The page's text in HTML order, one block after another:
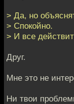
> Да, но
> Спокойно.
> И все
Друг.
Мне это не
Ни твои